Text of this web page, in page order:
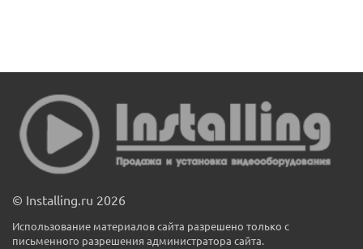
© Installing.ru 2026
Использование материалов сайта разрешено только с
письменного разрешения администратора сайта.